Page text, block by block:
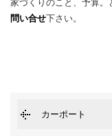
家づくりのこと、予算。
問い合せ下さい。
カーポート